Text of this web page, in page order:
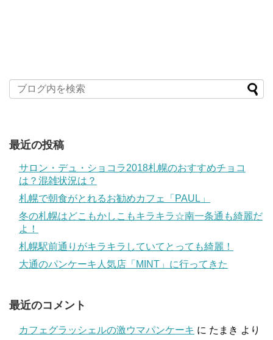
最近の投稿
サロン・デュ・ショコラ2018札幌のおすすめチョコ
は？混雑状況は？
札幌で朝食がとれるお勧めカフェ「PAUL」
冬の札幌はどこもかしこもキラキラ☆南一条通も綺麗だ
よ！
札幌駅前通りがキラキラしていてとっても綺麗！
大通のパンケーキ人気店「MINT」に行ってきた
最近のコメント
カフェグラッシェルの激ウマパンケーキ に たまき より